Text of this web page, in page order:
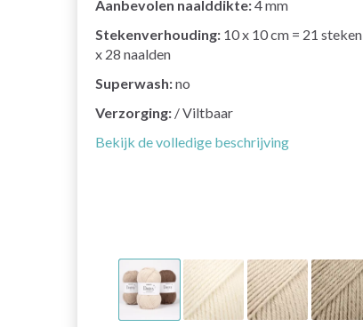
Aanbevolen naalddikte:4 mm
Stekenverhouding: 10 x 10 cm = 21 steken
x 28 naalden
Superwash:no
Verzorging: / Viltbaar
Bekijk de volledige beschrijving